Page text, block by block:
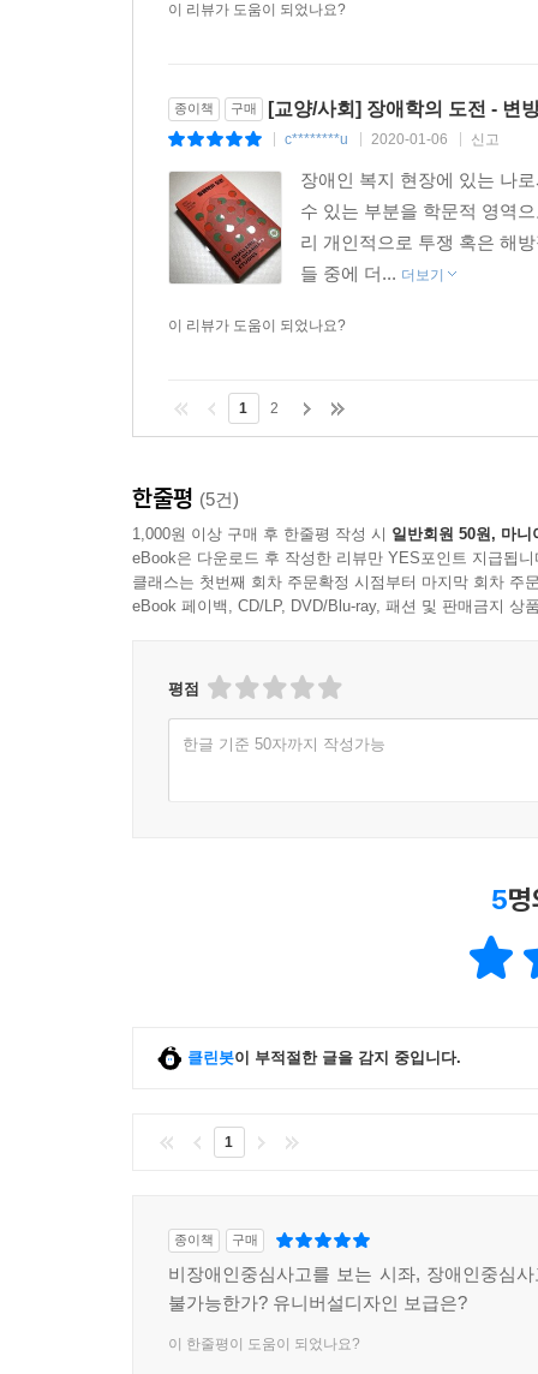
규범성과 정상성에 미달하는 다른 인간들을 차별
‘인간중심주의의 극복’과 관련해 빼놓을 수
되풀이했다. 그는 인간이 동물들을 대상으로 저지
권리와 평등을 주창한 바 있다. 하지만 ‘인간
아이러니하게도 그는 ‘이성’과 ‘언어능력’을
전제하는 그 위계를 벗어나지는 못한 것이다.
우월하지 않다. 심지어 이들과의 공생관계 없이
타인 혹은 다른 개체들에게 의존하고 있다. 이런
것이 아니라, 하나의 존재와 다른 존재의 만남이
일례로, 장애인과 활동보조인(활보)의 관계에
신체가 한 몸이 되어 만들어내는 새로운 활동”이
같은 외침은 또 어떤가. “이 자식들아, 그건 내 몸
새로 쓰는 자립과 의존
그렇다면 이제 우리는 누군가에게/무엇에 의존
않을까? 흔히 우리는 ‘의존’과 ‘자립’을 대척점
점에서 한계가 있다. 장애운동의 지향이 장애
자체를 해체하는 것에 있듯, 이제 우리는 ‘의존
맞설 것이 아니라 자립과 의존의 이분법 자체
주체가 혼자서 결정한 대로, 원하는 대로 할 수
더욱더 그렇다. 어차피 (소통이) 안 된다는 생각,
이 리뷰가 도움이 되었나요?
종이책 구매 [교양/사회] 장애학의 도전 - 변
c********u 2020-01-06 신고
장애인 복지 현장에 있는 나
수 있는 부분을 학문적 영역
리 개인적으로 투쟁 혹은 해
들 중에 더... 더보기
이 리뷰가 도움이 되었나요?
1 2
한줄평 (5건)
1,000원 이상 구매 후 한줄평 작성 시 일반회원 50원, 마니
eBook은 다운로드 후 작성한 리뷰만 YES포인트 지급됩니
클래스는 첫번째 회차 주문확정 시점부터 마지막 회차 주
eBook 페이백, CD/LP, DVD/Blu-ray, 패션 및 판매금지 상
평점
한글 기준 50자까지 작성가능
5
클린봇이 부적절한 글을 감지 중입니다.
1
종이책 구매
비장애인중심사고를 보는 시좌, 장애인중심
불가능한가? 유니버설디자인 보급은?
이 한줄평이 도움이 되었나요?